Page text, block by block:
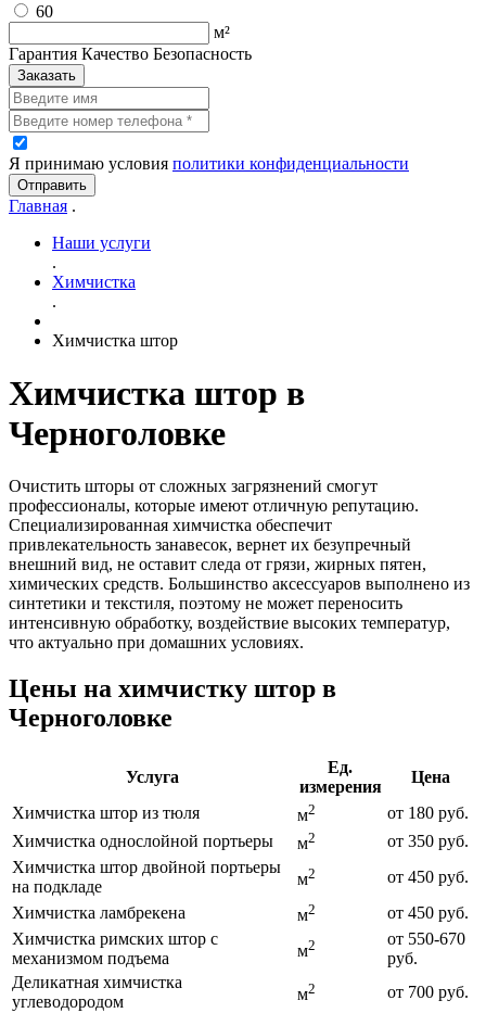
60
м²
Гарантия Качество Безопасность
Заказать
Я принимаю условия политики конфиденциальности
Отправить
Главная .
Наши услуги
.
Химчистка
.
Химчистка штор
Химчистка штор в
Черноголовке
Очистить шторы от сложных загрязнений смогут
профессионалы, которые имеют отличную репутацию.
Специализированная химчистка обеспечит
привлекательность занавесок, вернет их безупречный
внешний вид, не оставит следа от грязи, жирных пятен,
химических средств. Большинство аксессуаров выполнено из
синтетики и текстиля, поэтому не может переносить
интенсивную обработку, воздействие высоких температур,
что актуально при домашних условиях.
Цены на химчистку штор в
Черноголовке
Услуга
Ед.
измерения
Цена
Химчистка штор из тюля
м2
от 180 руб.
Химчистка однослойной портьеры
м2
от 350 руб.
Химчистка штор двойной портьеры
на подкладе
м2
от 450 руб.
Химчистка ламбрекена
м2
от 450 руб.
Химчистка римских штор с
механизмом подъема
м2
от 550-670
руб.
Деликатная химчистка
углеводородом
м2
от 700 руб.